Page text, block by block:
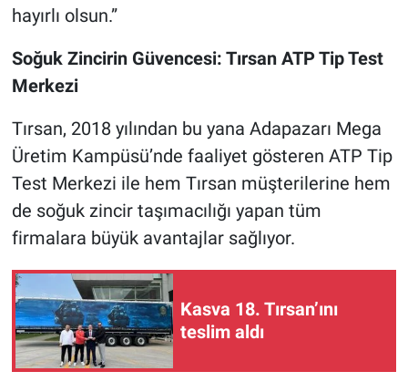
hayırlı olsun.”
Soğuk Zincirin Güvencesi: Tırsan ATP Tip Test
Merkezi
Tırsan, 2018 yılından bu yana Adapazarı Mega
Üretim Kampüsü’nde faaliyet gösteren ATP Tip
Test Merkezi ile hem Tırsan müşterilerine hem
de soğuk zincir taşımacılığı yapan tüm
firmalara büyük avantajlar sağlıyor.
Kasva 18. Tırsan’ını
teslim aldı